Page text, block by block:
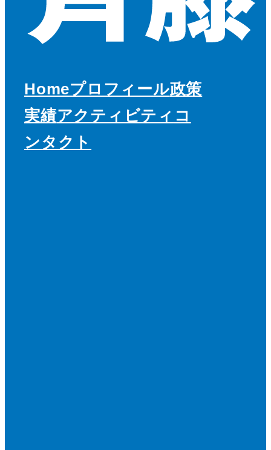
Homeプロフィール政策
実績アクティビティ コ
ンタクト